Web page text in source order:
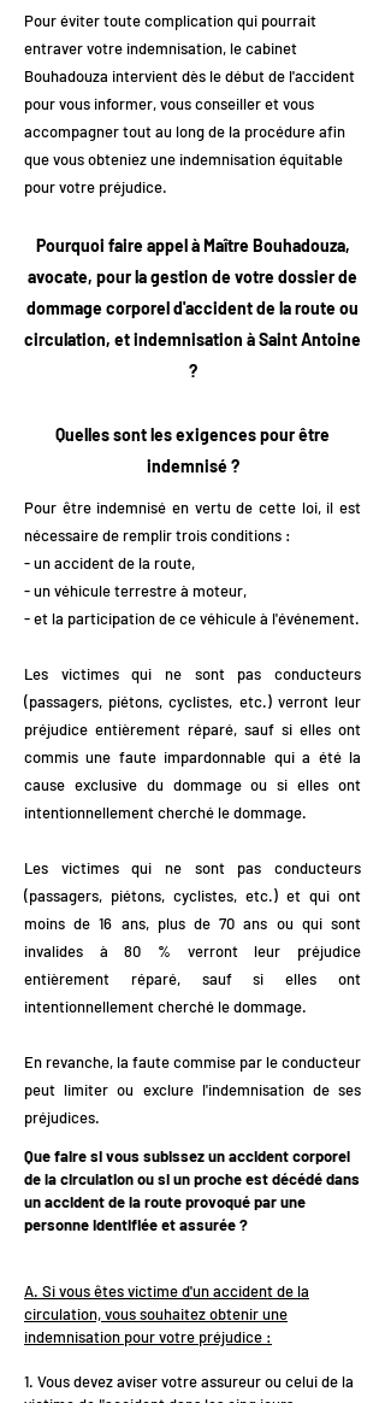
Pour éviter toute complication qui pourrait
entraver votre indemnisation, le cabinet
Bouhadouza intervient dès le début de l'accident
pour vous informer, vous conseiller et vous
accompagner tout au long de la procédure afin
que vous obteniez une indemnisation équitable
pour votre préjudice.
Pourquoi faire appel à Maître Bouhadouza,
avocate, pour la gestion de votre dossier de
dommage corporel d'accident de la route ou
circulation, et indemnisation à Saint Antoine
?
Quelles sont les exigences pour être
indemnisé ?
Pour être indemnisé en vertu de cette loi, il est
nécessaire de remplir trois conditions :
- un accident de la route,
- un véhicule terrestre à moteur,
- et la participation de ce véhicule à l'événement.
Les victimes qui ne sont pas conducteurs
(passagers, piétons, cyclistes, etc.) verront leur
préjudice entièrement réparé, sauf si elles ont
commis une faute impardonnable qui a été la
cause exclusive du dommage ou si elles ont
intentionnellement cherché le dommage.
Les victimes qui ne sont pas conducteurs
(passagers, piétons, cyclistes, etc.) et qui ont
moins de 16 ans, plus de 70 ans ou qui sont
invalides à 80 % verront leur préjudice
entièrement réparé, sauf si elles ont
intentionnellement cherché le dommage.
En revanche, la faute commise par le conducteur
peut limiter ou exclure l'indemnisation de ses
préjudices.
Que faire si vous subissez un accident corporel
de la circulation ou si un proche est décédé dans
un accident de la route provoqué par une
personne identifiée et assurée ?
A. Si vous êtes victime d'un accident de la
circulation, vous souhaitez obtenir une
indemnisation pour votre préjudice :
1. Vous devez aviser votre assureur ou celui de la